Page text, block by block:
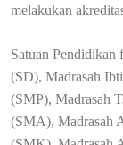
melakukan
Satuan Pendidikan
(SD), Madrasah
(SMP), Madrasah
(SMA), Madrasah